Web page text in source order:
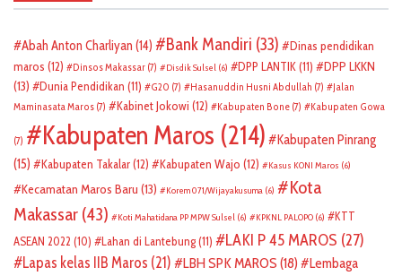
Abah Anton Charliyan (14) Bank Mandiri (33)
Dinas pendidikan
maros (12) Dinsos Makassar (7) Disdik Sulsel (6) DPP LANTIK(11)
DPP LKKN
(13)
Dunia Pendidikan (11) G20 (7) Hasanuddin Husni Abdullah (7)
Jalan
Maminasata Maros (7) Kabinet Jokowi (12) Kabupaten Bone (7) Kabupaten Gowa
(7) Kabupaten Maros (214)
Kabupaten Pinrang
(15)
Kabupaten Takalar(12) Kabupaten Wajo (12) Kasus KONI Maros (6)
Kecamatan Maros Baru (13) Korem 071/Wijayakusuma (6)
Kota
Makassar (43) Koti Mahatidana PP MPW Sulsel (6) KPKNL PALOPO (6)
KTT
ASEAN 2022 (10) Lahan di Lantebung(11) LAKI P 45 MAROS (27)
Lapas kelas IIB Maros (21) LBH SPK MAROS (18)
Lembaga